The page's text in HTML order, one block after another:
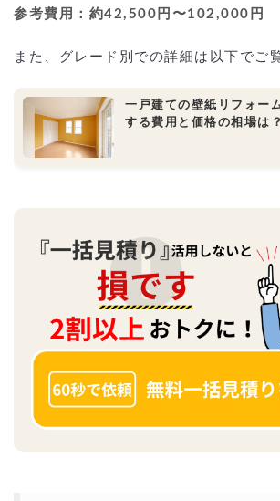
参考費用：約42,500円〜102,000円
また、グレード別での詳細は以下でご
一戸建ての壁紙リフォー
する費用と価格の相場は？